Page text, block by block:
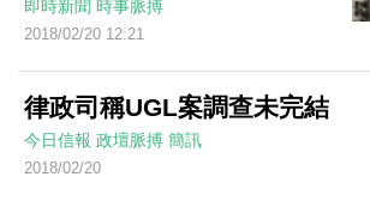
即時新聞 時事脈搏
2018/02/20 12:21
律政司稱UGL案調查未完結
今日信報 政壇脈搏 簡訊
2018/02/20